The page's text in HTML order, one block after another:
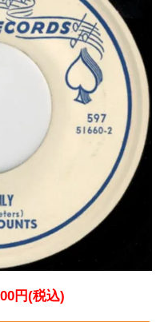
円(税込)